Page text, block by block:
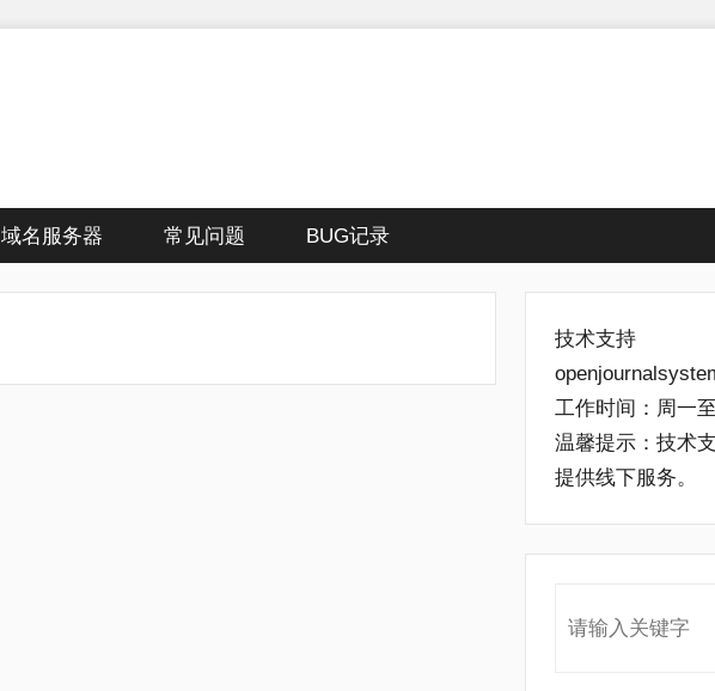
域名服务器 常见问题 BUG记录
技术支持
工作时间：周一
温馨提示：技术
提供线下服务。